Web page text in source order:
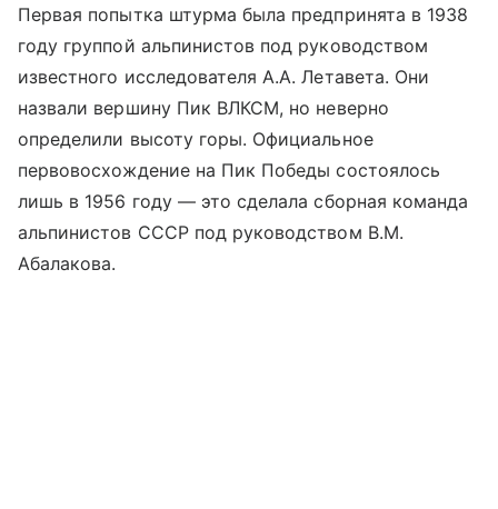
Первая попытка штурма была предпринята в 1938
году группой альпинистов под руководством
известного исследователя А.А. Летавета. Они
назвали вершину Пик ВЛКСМ, но неверно
определили высоту горы. Официальное
первовосхождение на Пик Победы состоялось
лишь в 1956 году — это сделала сборная команда
альпинистов СССР под руководством В.М.
Абалакова.